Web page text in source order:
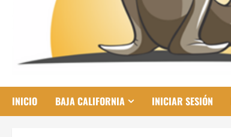
INICIO BAJA CALIFORNIA INICIAR SESIÓN